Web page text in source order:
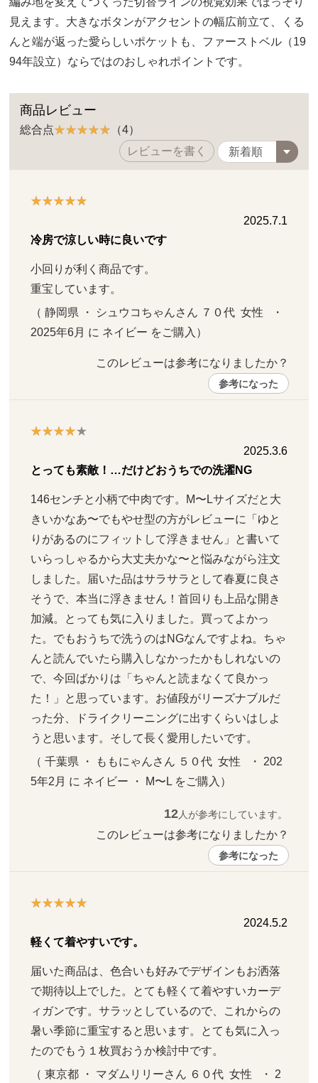
見えます。大きなボタンがアクセントの幅広前立て、くる
んと端が返った愛らしいポケットも、ファーストベル（19
94年設立）ならではのおしゃれポイントです。
商品レビュー
総合点
（4）
レビューを書く
2025.7.1
冷房で涼しい時に良いです
小回りが利く商品です。
重宝しています。
（ 静岡県 ・ シュウコちゃんさん ７０代  女性   ・
2025年6月 に ネイビー をご購入）
このレビューは参考になりましたか？
参考になった
2025.3.6
とっても素敵！…だけどおうちでの洗濯NG
146センチと小柄で中肉です。M〜Lサイズだと大
きいかなあ〜でもやせ型の方がレビューに「ゆと
りがあるのにフィットして浮きません」と書いて
いらっしゃるから大丈夫かな〜と悩みながら注文
しました。届いた品はサラサラとして春夏に良さ
そうで、本当に浮きません！首回りも上品な開き
加減。とっても気に入りました。買ってよかっ
た。でもおうちで洗うのはNGなんですよね。ちゃ
んと読んでいたら購入しなかったかもしれないの
で、今回ばかりは「ちゃんと読まなくて良かっ
た！」と思っています。お値段がリーズナブルだ
った分、ドライクリーニングに出すくらいはしよ
うと思います。そして長く愛用したいです。
（ 千葉県 ・ ももにゃんさん ５０代  女性   ・ 202
5年2月 に ネイビー ・ M〜L をご購入）
12人が参考にしています。
このレビューは参考になりましたか？
参考になった
2024.5.2
軽くて着やすいです。
届いた商品は、色合いも好みでデザインもお洒落
で期待以上でした。とても軽くて着やすいカーデ
ィガンです。サラッとしているので、これからの
暑い季節に重宝すると思います。とても気に入っ
たのでもう１枚買おうか検討中です。
（ 東京都 ・ マダムリリーさん ６０代  女性   ・ 2